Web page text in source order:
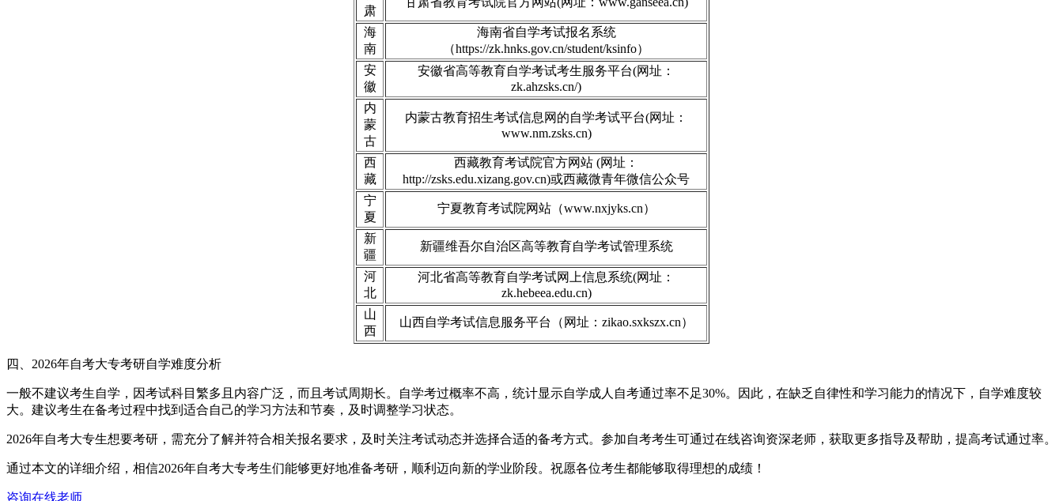
肃
海
南
海南省自学考试报名系统
（https://zk.hnks.gov.cn/student/ksinfo）
安
徽
安徽省高等教育自学考试考生服务平台(网址：
zk.ahzsks.cn/)
内
蒙
古
内蒙古教育招生考试信息网的自学考试平台(网址：
www.nm.zsks.cn)
西
藏
西藏教育考试院官方网站 (网址：
http://zsks.edu.xizang.gov.cn)或西藏微青年微信公众号
宁
夏
宁夏教育考试院网站（www.nxjyks.cn）
新
疆
新疆维吾尔自治区高等教育自学考试管理系统
河
北
河北省高等教育自学考试网上信息系统(网址：
zk.hebeea.edu.cn)
山
西
山西自学考试信息服务平台（网址：zikao.sxkszx.cn）
四、2026年自考大专考研自学难度分析
一般不建议考生自学，因考试科目繁多且内容广泛，而且考试周期长。自学考过概率不高，统计显示自学成人自考通过率不足30%。因此，在缺乏自律性和学习能力的情况下，自学难度较
大。建议考生在备考过程中找到适合自己的学习方法和节奏，及时调整学习状态。
2026年自考大专生想要考研，需充分了解并符合相关报名要求，及时关注考试动态并选择合适的备考方式。参加自考考生可通过在线咨询资深老师，获取更多指导及帮助，提高考试通过率。
通过本文的详细介绍，相信2026年自考大专考生们能够更好地准备考研，顺利迈向新的学业阶段。祝愿各位考生都能够取得理想的成绩！
咨询在线老师